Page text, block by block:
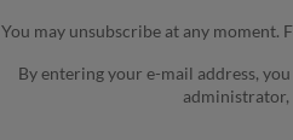
You may unsubscribe at any moment.
By entering your e-mail address,